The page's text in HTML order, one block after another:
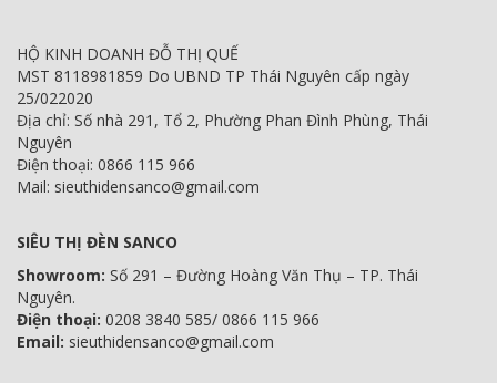
HỘ KINH DOANH ĐỖ THỊ QUẾ
MST 8118981859 Do UBND TP Thái Nguyên cấp ngày
25/022020
Địa chỉ: Số nhà 291, Tổ 2, Phường Phan Đình Phùng, Thái
Nguyên
Điện thoại: 0866 115 966
Mail: sieuthidensanco@gmail.com
SIÊU THỊ ĐÈN SANCO
Showroom: Số 291 – Đường Hoàng Văn Thụ – TP. Thái
Nguyên.
Điện thoại: 0208 3840 585/ 0866 115 966
Email: sieuthidensanco@gmail.com